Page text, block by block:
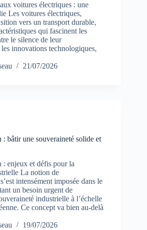
voitures électriques : une
Les voitures électriques,
vers un transport durable,
qui fascinent les
le silence de leur
innovations technologiques,
21/07/2026
bâtir une souveraineté solide et
: enjeux et défis pour la
La notion de
intensément imposée dans le
un besoin urgent de
industrielle à l’échelle
Ce concept va bien au-delà
19/07/2026